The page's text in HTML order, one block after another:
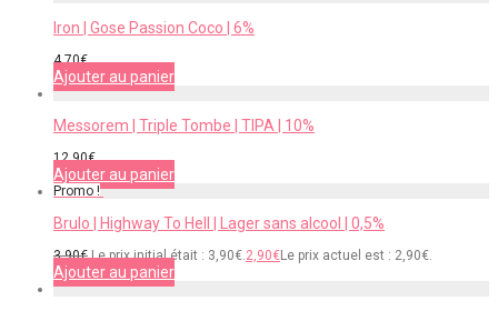
Iron | Gose Passion Coco | 6%
4,70€
Ajouter au panier
Messorem | Triple Tombe | TIPA | 10%
12,90€
Ajouter au panier
Promo !
Brulo | Highway To Hell | Lager sans alcool | 0,5%
3,90€ Le prix initial était : 3,90€.2,90€Le prix actuel est : 2,90€.
Ajouter au panier